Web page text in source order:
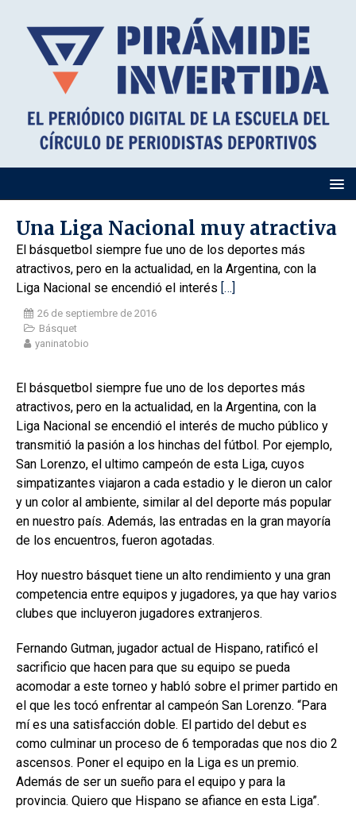
Una Liga Nacional muy atractiva
El básquetbol siempre fue uno de los deportes más
atractivos, pero en la actualidad, en la Argentina, con la
Liga Nacional se encendió el interés […]
26 de septiembre de 2016
Básquet
yaninatobio
El básquetbol siempre fue uno de los deportes más
atractivos, pero en la actualidad, en la Argentina, con la
Liga Nacional se encendió el interés de mucho público y
transmitió la pasión a los hinchas del fútbol. Por ejemplo,
San Lorenzo, el ultimo campeón de esta Liga, cuyos
simpatizantes viajaron a cada estadio y le dieron un calor
y un color al ambiente, similar al del deporte más popular
en nuestro país. Además, las entradas en la gran mayoría
de los encuentros, fueron agotadas.
Hoy nuestro básquet tiene un alto rendimiento y una gran
competencia entre equipos y jugadores, ya que hay varios
clubes que incluyeron jugadores extranjeros.
Fernando Gutman, jugador actual de Hispano, ratificó el
sacrificio que hacen para que su equipo se pueda
acomodar a este torneo y habló sobre el primer partido en
el que les tocó enfrentar al campeón San Lorenzo. “Para
mí es una satisfacción doble. El partido del debut es
como culminar un proceso de 6 temporadas que nos dio 2
ascensos. Poner el equipo en la Liga es un premio.
Además de ser un sueño para el equipo y para la
provincia. Quiero que Hispano se afiance en esta Liga”.